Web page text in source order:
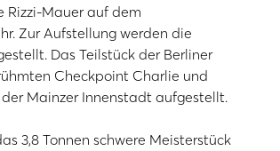
Rizzi-Mauer auf dem
Zur Aufstellung werden die
Das Teilstück der Berliner
Checkpoint Charlie und
Mainzer Innenstadt aufgestellt.
3,8 Tonnen schwere Meisterstück